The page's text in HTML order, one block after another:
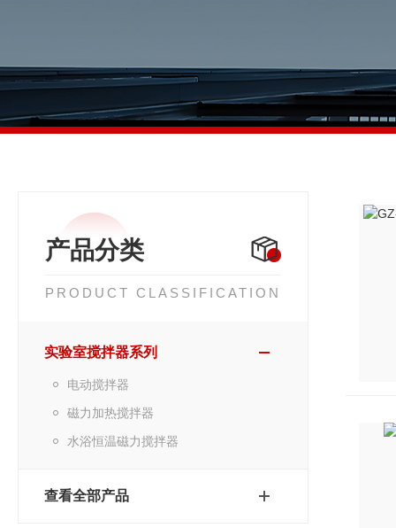
产品分类
PRODUCT CLASSIFICATION
实验室搅拌器系列
电动搅拌器
磁力加热搅拌器
水浴恒温磁力搅拌器
查看全部产品